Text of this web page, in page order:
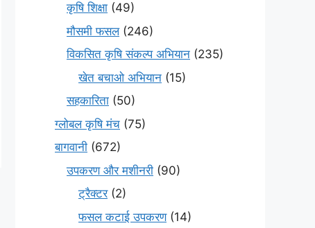
कृषि शिक्षा (49)
मौसमी फसल(246)
विकसित कृषि संकल्प अभियान (235)
खेत बचाओ अभियान (15)
सहकारिता (50)
ग्लोबल कृषि मंच (75)
बागवानी (672)
उपकरण और मशीनरी (90)
ट्रैक्टर(2)
फसल कटाई उपकरण(14)